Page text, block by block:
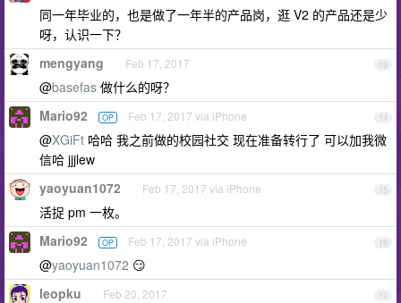
同一年毕业的，也是做了一年半的产品岗，逛 V2 的产品还是少
呀，认识一下？
13
mengyang Feb 17, 2017
@basefas 做什么的呀？
14
Mario92 OP Feb 17, 2017 via iPhone
@XGiFt 哈哈 我之前做的校园社交 现在准备转行了 可以加我微
信哈 jjjlew
15
yaoyuan1072 Feb 17, 2017 via iPhone
活捉 pm 一枚。
16
Mario92 OP Feb 17, 2017 via iPhone
@yaoyuan1072 😏
17
leopku Feb 20, 2017